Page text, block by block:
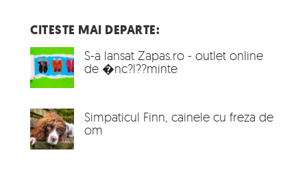
CITESTE MAI DEPARTE:
S-a lansat Zapas.ro - outlet online
de �nc?l??minte
Simpaticul Finn, cainele cu freza de
om